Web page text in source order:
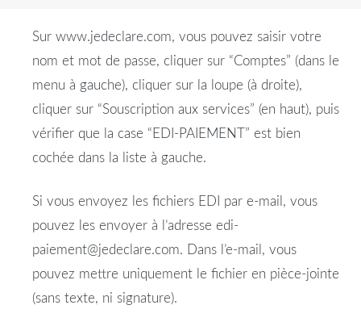
Sur www.jedeclare.com, vous pouvez saisir votre
nom et mot de passe, cliquer sur “Comptes” (dans le
menu à gauche), cliquer sur la loupe (à droite),
cliquer sur “Souscription aux services” (en haut), puis
vérifier que la case “EDI-PAIEMENT” est bien
cochée dans la liste à gauche.
Si vous envoyez les fichiers EDI par e-mail, vous
pouvez les envoyer à l’adresse edi-
paiement@jedeclare.com. Dans l’e-mail, vous
pouvez mettre uniquement le fichier en pièce-jointe
(sans texte, ni signature).